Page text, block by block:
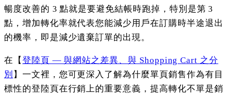
暢度改善的 3 點就是要避免結帳時跑掉，特別是第 3
點，增加轉化率就代表您能減少用戶在訂購時半途退出
的機率，即是減少遺棄訂單的出現。
在【 登陸頁 — 與網站之差異、與 Shopping Cart 之分
別 】一文裡，您可更深入了解為什麼單頁銷售作為有目
標性的登陸頁在行銷上的重要意義，提高轉化不單是銷